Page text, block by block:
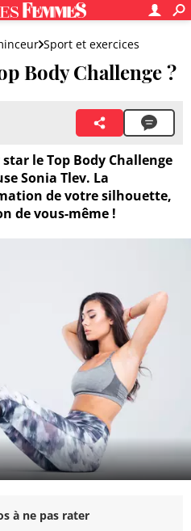
Sport et exercices
Body Challenge ?
le Top Body Challenge
Sonia Tlev. La
de votre silhouette,
de vous-même !
à ne pas rater